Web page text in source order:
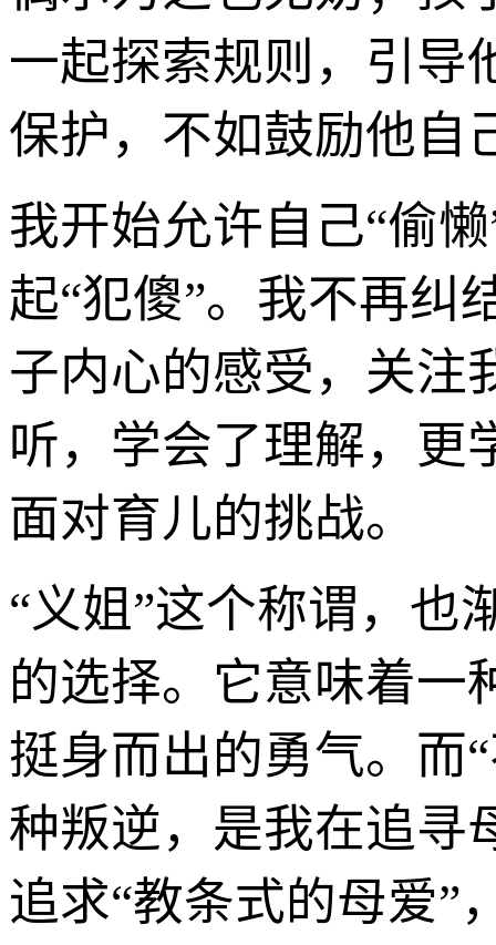
一起探索规则，引导
保护，不如鼓励他自
我开始允许自己“偷
起“犯傻”。我不再纠
子内心的感受，关注
听，学会了理解，更
面对育儿的挑战。
“义姐”这个称谓，也
的选择。它意味着一
挺身而出的勇气。而
种叛逆，是我在追寻
追求“教条式的母爱”